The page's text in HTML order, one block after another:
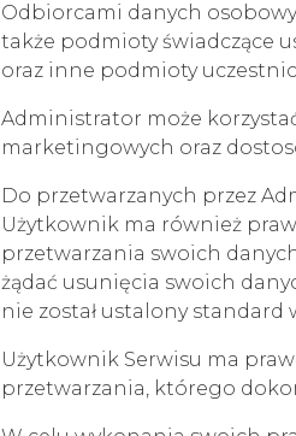
Odbiorcami danych
także podmioty świadczące
oraz inne podmioty
Administrator może
marketingowych oraz
Do przetwarzanych przez
Użytkownik ma również
przetwarzania swoich
żądać usunięcia swoich
nie został ustalony
Użytkownik Serwisu ma
przetwarzania, którego